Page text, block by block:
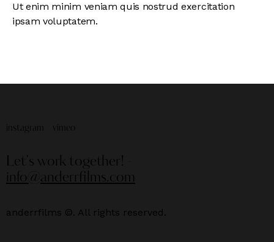
Ut enim minim veniam quis nostrud exercitation
ipsam voluptatem.
instagram vimeo
Let's work together!
info@anderrfilms.com
anderrfilms ©. All rights reserved.